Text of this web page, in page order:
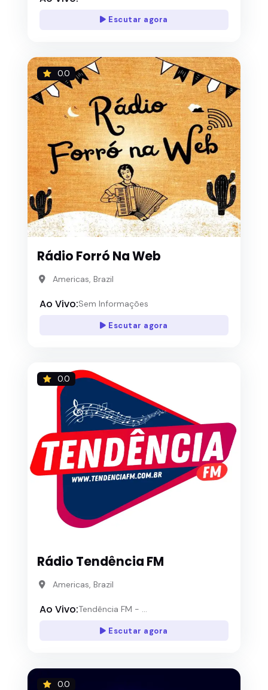
Escutar agora
0.0
Rádio Forró Na Web
Americas, Brazil
Ao Vivo:Sem Informações
Escutar agora
0.0
Rádio Tendência FM
Americas, Brazil
Ao Vivo:Tendência FM - ...
Escutar agora
0.0